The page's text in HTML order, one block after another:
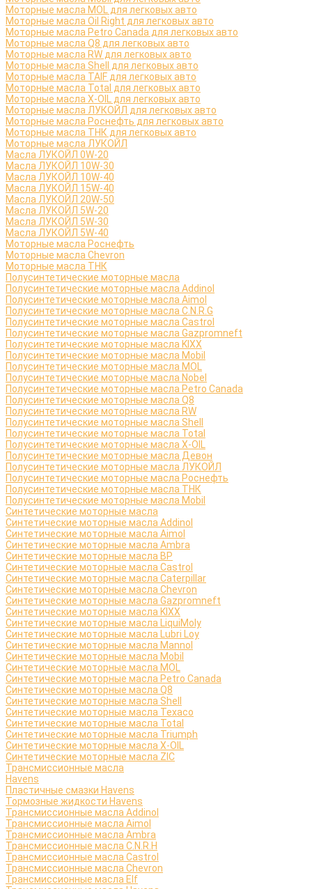
Моторные масла MOL для легковых авто
Моторные масла Oil Right для легковых авто
Моторные масла Petro Canada для легковых авто
Моторные масла Q8 для легковых авто
Моторные масла RW для легковых авто
Моторные масла Shell для легковых авто
Моторные масла TAIF для легковых авто
Моторные масла Total для легковых авто
Моторные масла X-OIL для легковых авто
Моторные масла ЛУКОЙЛ для легковых авто
Моторные масла Роснефть для легковых авто
Моторные масла ТНК для легковых авто
Моторные масла ЛУКОЙЛ
Масла ЛУКОЙЛ 0W-20
Масла ЛУКОЙЛ 10W-30
Масла ЛУКОЙЛ 10W-40
Масла ЛУКОЙЛ 15W-40
Масла ЛУКОЙЛ 20W-50
Масла ЛУКОЙЛ 5W-20
Масла ЛУКОЙЛ 5W-30
Масла ЛУКОЙЛ 5W-40
Моторные масла Роснефть
Моторные масла Сhevron
Моторные масла ТНК
Полусинтетические моторные масла
Полусинтетические моторные масла Addinol
Полусинтетические моторные масла Aimol
Полусинтетические моторные масла C.N.R.G
Полусинтетические моторные масла Castrol
Полусинтетические моторные масла Gazpromneft
Полусинтетические моторные масла KIXX
Полусинтетические моторные масла Mobil
Полусинтетические моторные масла MOL
Полусинтетические моторные масла Nobel
Полусинтетические моторные масла Petro Canada
Полусинтетические моторные масла Q8
Полусинтетические моторные масла RW
Полусинтетические моторные масла Shell
Полусинтетические моторные масла Total
Полусинтетические моторные масла X-OIL
Полусинтетические моторные масла Девон
Полусинтетические моторные масла ЛУКОЙЛ
Полусинтетические моторные масла Роснефть
Полусинтетические моторные масла ТНК
Полусинтетические моторные масла Mobil
Синтетические моторные масла
Синтетические моторные масла Addinol
Синтетические моторные масла Aimol
Синтетические моторные масла Ambra
Синтетические моторные масла BP
Синтетические моторные масла Castrol
Синтетические моторные масла Caterpillar
Синтетические моторные масла Chevron
Синтетические моторные масла Gazpromneft
Синтетические моторные масла KIXX
Синтетические моторные масла LiquiMoly
Синтетические моторные масла Lubri Loy
Синтетические моторные масла Mannol
Синтетические моторные масла Mobil
Синтетические моторные масла MOL
Синтетические моторные масла Petro Canada
Синтетические моторные масла Q8
Синтетические моторные масла Shell
Синтетические моторные масла Texaco
Синтетические моторные масла Total
Синтетические моторные масла Triumph
Синтетические моторные масла X-OIL
Синтетические моторные масла ZIC
Трансмиссионные масла
Havens
Пластичные смазки Havens
Тормозные жидкости Havens
Трансмиссионные масла Addinol
Трансмиссионные масла Aimol
Трансмиссионные масла Ambra
Трансмиссионные масла C.N.R.H
Трансмиссионные масла Castrol
Трансмиссионные масла Chevron
Трансмиссионные масла Elf